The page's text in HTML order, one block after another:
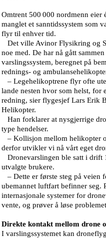
Omtrent 500 000 nordmenn eier
manglet et sanntidssystem som
flyr til enhver tid.
Det ville Avinor Flysikring og
noe med. De har nå gått
varslingssystem, beregnet på
rednings- og
– Legehelikoptrene flyr ofte
lande nesten hvor som helst, for
redning, sier flygesjef Lars Erik
Helikopter.
Han forklarer at nysgjerrige
type hendelser.
– Kollisjon mellom helikopter
derfor utvikler vi nå vårt eget
Dronevarslingen ble satt i drift
utvalgte brukere.
– Dette er første steg på veien
ubemannet luftfart befinner seg.
internasjonale systemer for
vente, og prøver å løse
Direkte kontakt mellom drone
I varslingssystemet kan